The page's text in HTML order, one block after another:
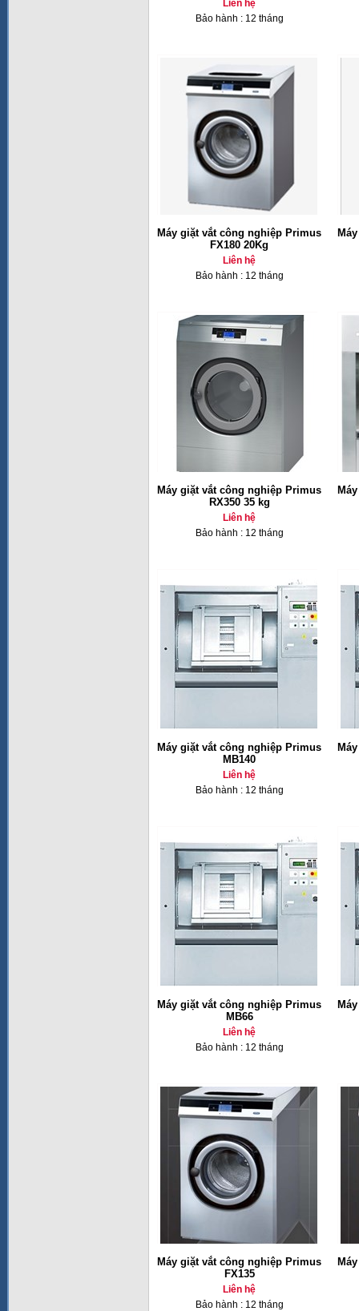
Liên hệ
Bảo hành : 12 tháng
Máy giặt vắt công nghiệp Primus
FX180 20Kg
Liên hệ
Bảo hành : 12 tháng
Máy giặt vắt công nghiệp Primus
RX350 35 kg
Liên hệ
Bảo hành : 12 tháng
Máy giặt vắt công nghiệp Primus
MB140
Liên hệ
Bảo hành : 12 tháng
Máy giặt vắt công nghiệp Primus
MB66
Liên hệ
Bảo hành : 12 tháng
Máy giặt vắt công nghiệp Primus
FX135
Liên hệ
Bảo hành : 12 tháng